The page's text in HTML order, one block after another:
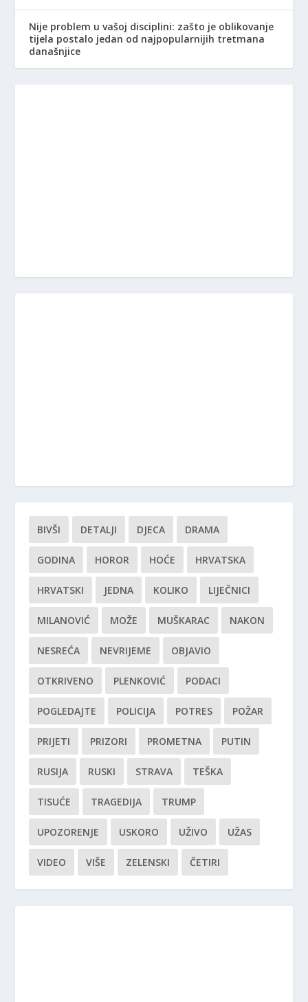
Nije problem u vašoj disciplini: zašto je oblikovanje
tijela postalo jedan od najpopularnijih tretmana
današnjice
BIVŠI DETALJI DJECA DRAMA
GODINA HOROR HOĆE HRVATSKA
HRVATSKI JEDNA KOLIKO LIJEČNICI
MILANOVIĆ MOŽE MUŠKARAC NAKON
NESREĆA NEVRIJEME OBJAVIO
OTKRIVENO PLENKOVIĆ PODACI
POGLEDAJTE POLICIJA POTRES POŽAR
PRIJETI PRIZORI PROMETNA PUTIN
RUSIJA RUSKI STRAVA TEŠKA
TISUĆE TRAGEDIJA TRUMP
UPOZORENJE USKORO UŽIVO UŽAS
VIDEO VIŠE ZELENSKI ČETIRI